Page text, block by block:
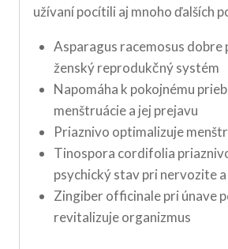
užívaní pocítili aj mnoho ďalších
Asparagus racemosus dobre
ženský reprodukčný systém
Napomáha k pokojnému
menštruácie a jej prejavu
Priaznivo optimalizuje
Tinospora cordifolia
psychický stav pri nervozite
Zingiber officinale pri únave
revitalizuje organizmus